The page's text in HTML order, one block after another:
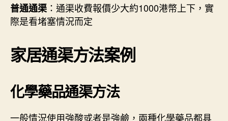
普通通渠 ：通渠收費報價少大約1000港幣上下，實
際是看堵塞情況而定
家居通渠方法案例
化學藥品通渠方法
一般情況使用強酸或者是強鹼，兩種化學藥品都具